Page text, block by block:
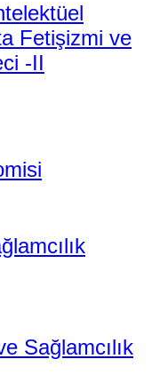
Fetişizmi ve
-II
Sağlamcılık